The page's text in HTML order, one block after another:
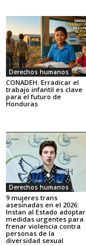
Derechos humanos
CONADEH: Erradicar el
trabajo infantil es clave
para el futuro de
Honduras
Derechos humanos
9 mujeres trans
asesinadas en el 2026:
Instan al Estado adoptar
medidas urgentes para
frenar violencia contra
personas de la
diversidad sexual